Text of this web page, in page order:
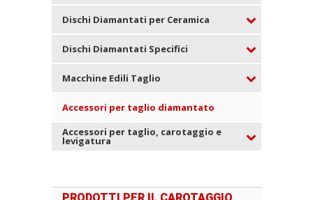
Dischi Diamantati per Ceramica
Dischi Diamantati Specifici
Macchine Edili Taglio
Accessori per taglio diamantato
Accessori per taglio, carotaggio e
levigatura